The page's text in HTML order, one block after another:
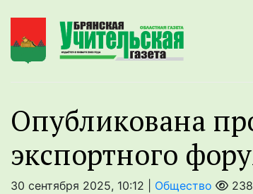
Опубликована
экспортного
30 сентября 2025, 10:12 | Общество 238